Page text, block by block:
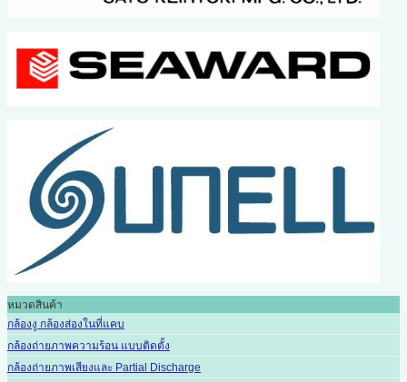
หมวดสินค้า
กล้องงู กล้องส่องในที่แคบ
กล้องถ่ายภาพความร้อน แบบติดตั้ง
กล้องถ่ายภาพเสียงและ Partial Discharge